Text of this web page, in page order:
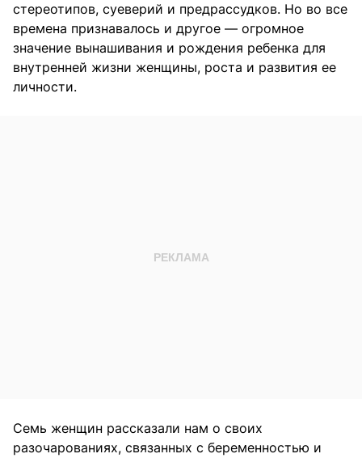
стереотипов, суеверий и предрассудков. Но во все
времена признавалось и другое — огромное
значение вынашивания и рождения ребенка для
внутренней жизни женщины, роста и развития ее
личности.
Семь женщин рассказали нам о своих
разочарованиях, связанных с беременностью и